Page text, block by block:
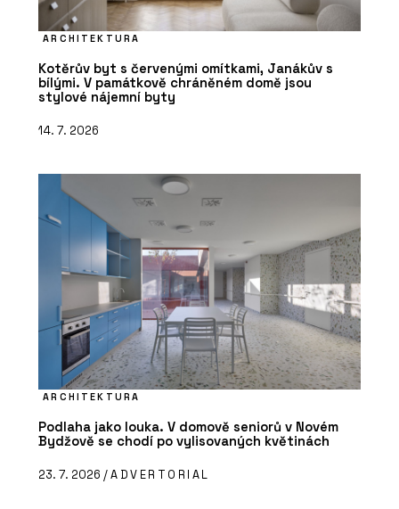
ARCHITEKTURA
Kotěrův byt s červenými omítkami, Janákův s
bílými. V památkově chráněném domě jsou
stylové nájemní byty
14. 7. 2026
ARCHITEKTURA
Podlaha jako louka. V domově seniorů v Novém
Bydžově se chodí po vylisovaných květinách
23. 7. 2026 /ADVERTORIAL